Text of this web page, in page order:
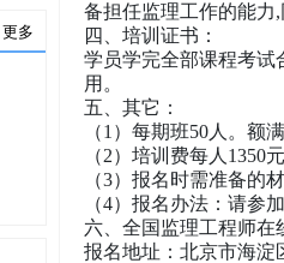
备担任监理工作的能力
四、培训证书：
学员学完全部课程考试
用。
五、其它：
（1）每期班50人。额
（2）培训费每人1350
（3）报名时需准备的
（4）报名办法：请参
六、 全国监理工程师在
报名地址：北京市海淀
更多